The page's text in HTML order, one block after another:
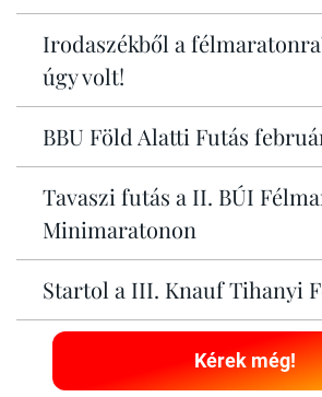
Irodaszékből a
úgy volt!
BBU Föld Alatti Futás
Tavaszi futás a II. BÚI
Minimaratonon
Startol a III. Knauf Tihanyi
Kérek még!